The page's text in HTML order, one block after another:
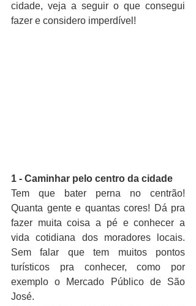
cidade, veja a seguir o que consegui
fazer e considero imperdível!
1 - Caminhar pelo centro da cidade
Tem que bater perna no centrão!
Quanta gente e quantas cores! Dá pra
fazer muita coisa a pé e conhecer a
vida cotidiana dos moradores locais.
Sem falar que tem muitos pontos
turísticos pra conhecer, como por
exemplo o Mercado Público de São
José.